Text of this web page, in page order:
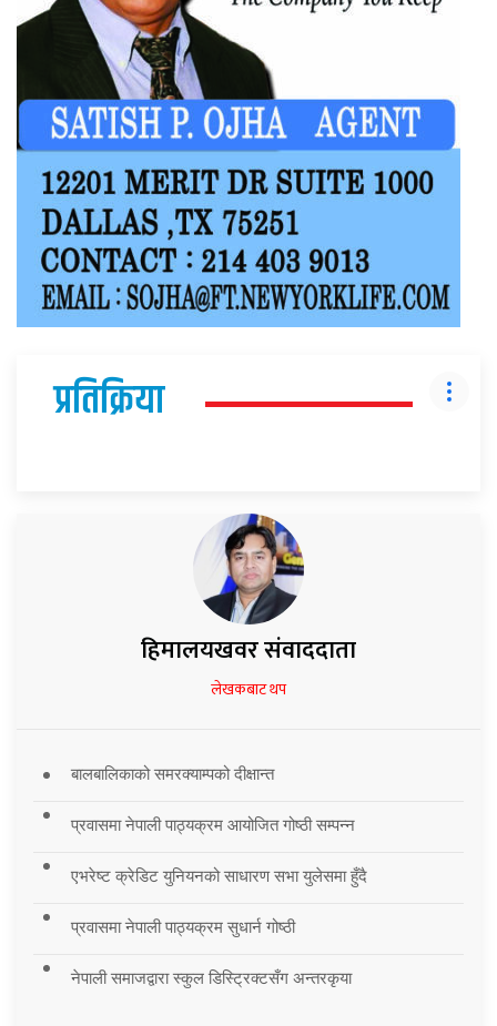
प्रतिक्रिया
हिमालयखवर संवाददाता
लेखकबाट थप
बालबालिकाको समरक्याम्पको दीक्षान्त
प्रवासमा नेपाली पाठ्यक्रम आयोजित गोष्ठी सम्पन्न
एभरेष्ट क्रेडिट युनियनको साधारण सभा युलेसमा हुँदै
प्रवासमा नेपाली पाठ्यक्रम सुधार्न गोष्ठी
नेपाली समाजद्वारा स्कुल डिस्ट्रिक्टसँग अन्तरकृया